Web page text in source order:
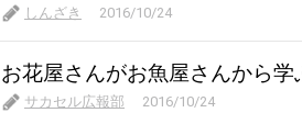
しんざき 2016/10/24
お花屋さんがお魚屋さんから
サカセル広報部 2016/10/24